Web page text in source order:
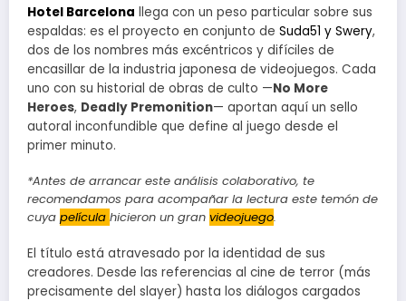
Hotel Barcelona llega con un peso particular sobre sus
espaldas: es el proyecto en conjunto de Suda51 y Swery,
dos de los nombres más excéntricos y difíciles de
encasillar de la industria japonesa de videojuegos. Cada
uno con su historial de obras de culto —No More
Heroes, Deadly Premonition— aportan aquí un sello
autoral inconfundible que define al juego desde el
primer minuto.
*Antes de arrancar este análisis colaborativo, te
recomendamos para acompañar la lectura este temón de
cuya película hicieron un gran videojuego.
El título está atravesado por la identidad de sus
creadores. Desde las referencias al cine de terror (más
precisamente del slayer) hasta los diálogos cargados